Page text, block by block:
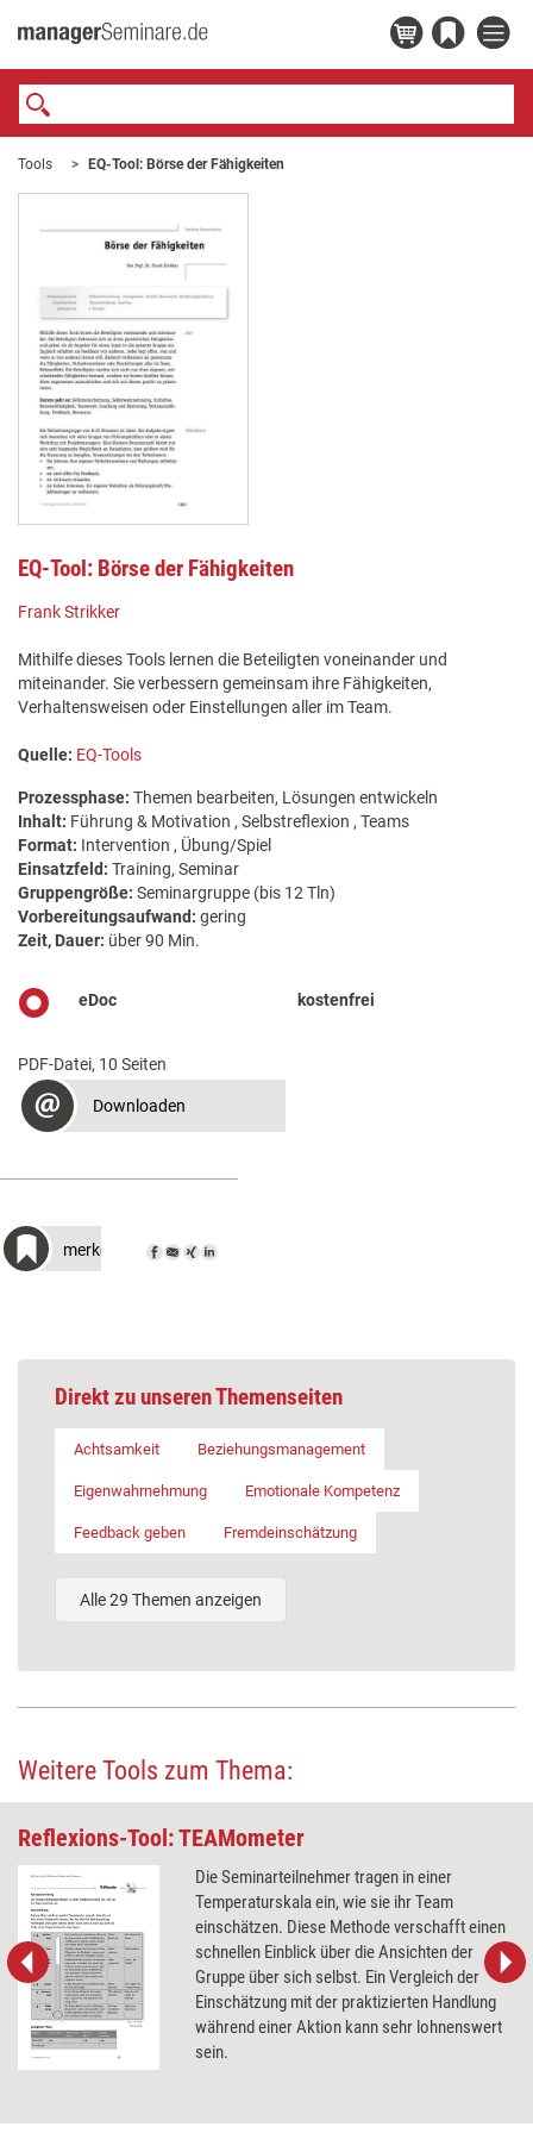
Tools EQ-Tool: Börse der Fähigkeiten
EQ-Tool: Börse der Fähigkeiten
Frank Strikker
Mithilfe dieses Tools lernen die Beteiligten voneinander und
miteinander. Sie verbessern gemeinsam ihre Fähigkeiten,
Verhaltensweisen oder Einstellungen aller im Team.
Quelle: EQ-Tools
Prozessphase: Themen bearbeiten, Lösungen entwickeln
Inhalt: Führung & Motivation , Selbstreflexion , Teams
Format: Intervention , Übung/Spiel
Einsatzfeld: Training, Seminar
Gruppengröße: Seminargruppe (bis 12 Tln)
Vorbereitungsaufwand: gering
Zeit, Dauer: über 90 Min.
eDoc kostenfrei
PDF-Datei, 10 Seiten
Downloaden
merken
Direkt zu unseren Themenseiten
Achtsamkeit Beziehungsmanagement
Eigenwahrnehmung Emotionale Kompetenz
Feedback geben Fremdeinschätzung
Alle 29 Themen anzeigen
Weitere Tools zum Thema:
Reflexions-Tool: TEAMometer
Die Seminarteilnehmer tragen in einer
Temperaturskala ein, wie sie ihr Team
einschätzen. Diese Methode verschafft einen
schnellen Einblick über die Ansichten der
Gruppe über sich selbst. Ein Vergleich der
Einschätzung mit der praktizierten Handlung
während einer Aktion kann sehr lohnenswert
sein.